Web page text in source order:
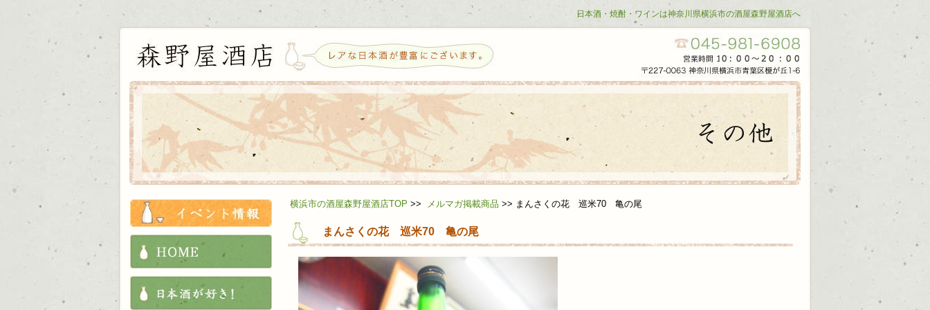
日本酒・焼酎・ワインは神奈川県横浜市の酒屋森野屋酒店へ
お知らせ
HOME
これから日本酒を好きになる方へ
横浜市の酒屋森野屋酒店TOP >> メルマガ掲載商品 >> まんさくの花 巡米70 亀の尾
まんさくの花 巡米70 亀の尾